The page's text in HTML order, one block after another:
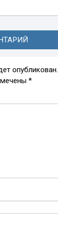
опубликован.
*